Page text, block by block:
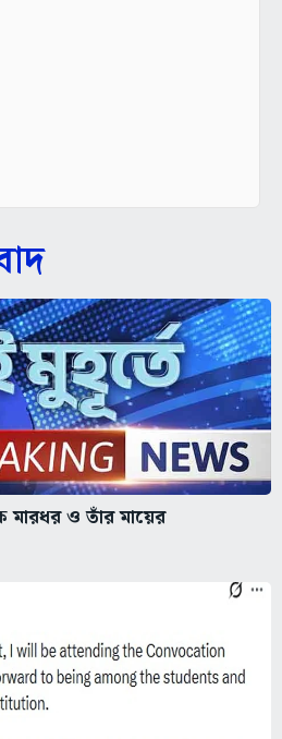
মারধর ও তাঁর মায়ের